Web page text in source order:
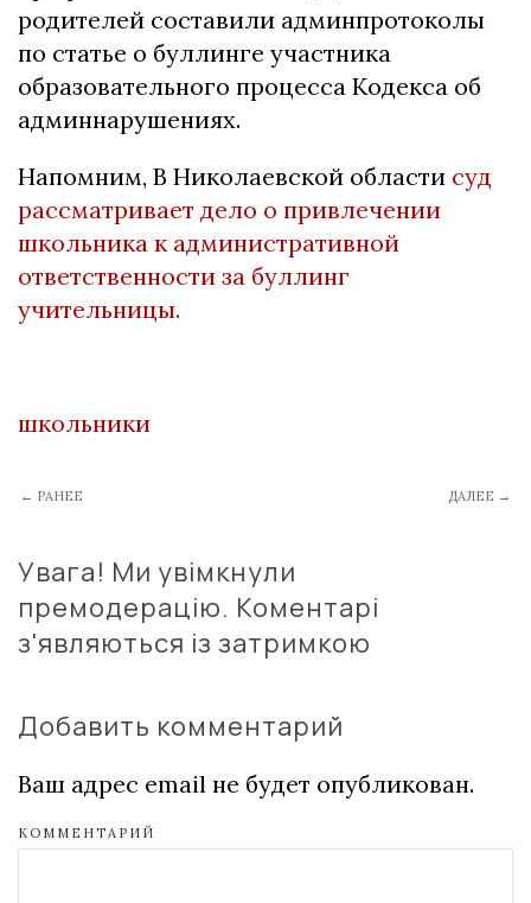
родителей составили админпротоколы
по статье о буллинге участника
образовательного процесса Кодекса об
админнарушениях.
Напомним, В Николаевской области суд
рассматривает дело о привлечении
школьника к административной
ответственности за буллинг
учительницы.
школьники
← РАНЕЕ ДАЛЕЕ →
Увага! Ми увімкнули
премодерацію. Коментарі
з'являються із затримкою
Добавить комментарий
Ваш адрес email не будет опубликован.
КОММЕНТАРИЙ